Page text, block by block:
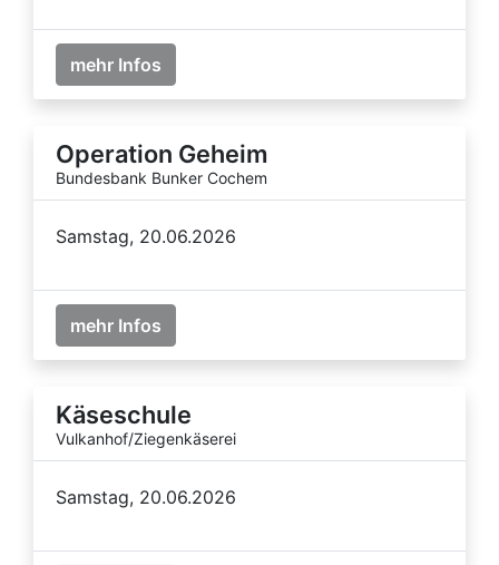
mehr Infos
Operation Geheim
Bundesbank Bunker Cochem
Samstag, 20.06.2026
mehr Infos
Käseschule
Vulkanhof/Ziegenkäserei
Samstag, 20.06.2026